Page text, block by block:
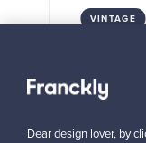
VINTAGE
Dear design lover, by